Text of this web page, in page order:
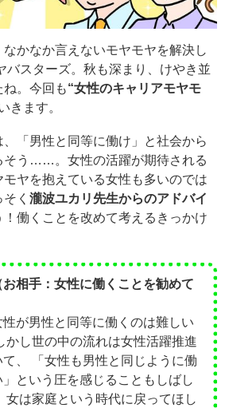
かなか言えないモヤモヤを解決し
バスターズ。秋も深まり、けやき並
。今回も“女性のキャリアモヤモ
きます。
「男性と同等に働け」と社会から
そう……。女性の活躍が期待される
ヤを抱えている女性も多いのでは
く 瀧波ユカリ先生からのアドバイ
働くことを改めて考えるきっかけ
相手：女性に働くことを勧めて
が男性と同等に働くのは難しい
かし世の中の流れは女性活躍推進
、 「女性も男性と同じように働
という圧を感じることもしばし
女は家庭という時代に戻ってほし